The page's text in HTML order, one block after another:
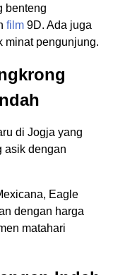
benteng
film 9D. Ada juga
minat pengunjung.
di Jogja yang
asik dengan
Eagle
dengan harga
matahari